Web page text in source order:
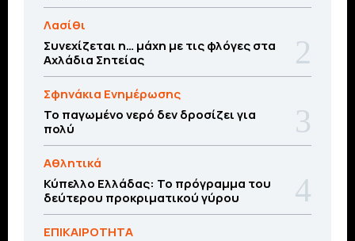
Λασίθι
Συνεχίζεται η… μάχη με τις φλόγες στα
Αχλάδια Σητείας
Σφηνάκια Ενημέρωσης
Το παγωμένο νερό δεν δροσίζει για
πολύ
Αθλητικά
Κύπελλο Ελλάδας: Το πρόγραμμα του
δεύτερου προκριματικού γύρου
ΕΠΙΚΑΙΡΟΤΗΤΑ